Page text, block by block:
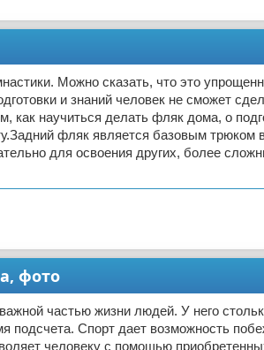
Можно сказать, что это
и знаний человек не сможет
как научиться делать фляк дома, о
фляк является базовым трюком
для освоения других, более
фото
частью жизни людей. У него
подсчета. Спорт дает возможность
человеку с помощью